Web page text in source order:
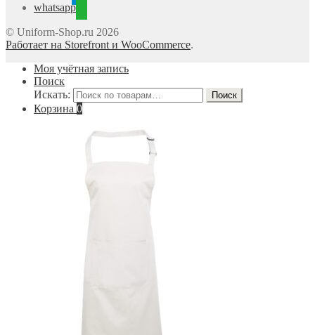
whatsapp
© Uniform-Shop.ru 2026
Работает на Storefront и WooCommerce.
Моя учётная запись
Поиск
Искать:
Поиск
Корзина 0